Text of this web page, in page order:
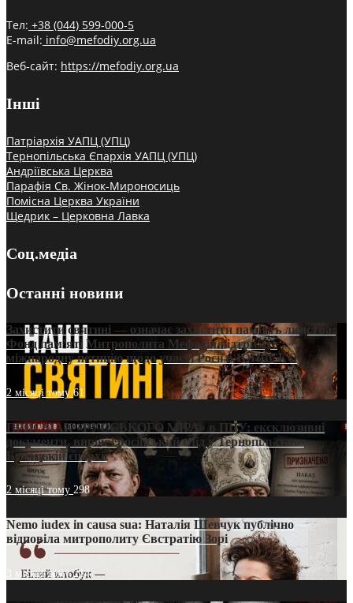
Тел: +38 (044) 599-000-5
E-mail: info@mefodiy.org.ua
Веб-сайт: https://mefodiy.org.ua
Інші
Патріархія УАПЦ (УПЦ)
Тернопільська Єпархія УАПЦ (УПЦ)
Андріївська Церква
Парафія Св. Жінок-Мироносиць
Помісна Церква України
Щедрик – Церковна Лавка
Соц.медіа
Останні новини
Захистити святині — означає захистити пам’ять людства:
Фонд пам’яті Митрополита Мефодія підтримує
міжнародну петицію щодо участі Росії в ЮНЕСКО
2 місяці тому61
ПРИСМАК «РУССЬКОГО МІРА» в ПЦУ: ексклюзивні
документи, вирок і російський слід у Тернопільсько-
Бучацькій єпархії
2 місяці тому 298
Nemo iudex in causa sua: Наталія Шевчук публічно
відповіла митрополиту Євстратію Зорі
3 місяці тому214